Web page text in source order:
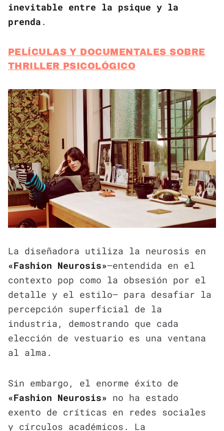
inevitable entre la psique y la
prenda .
PELÍCULAS Y DOCUMENTALES SOBRE
THRILLER PSICOLÓGICO
La diseñadora utiliza la neurosis en
«Fashion Neurosis»—entendida en el
contexto pop como la obsesión por el
detalle y el estilo— para desafiar la
percepción superficial de la
industria, demostrando que cada
elección de vestuario es una ventana
al alma.
Sin embargo, el enorme éxito de
«Fashion Neurosis» no ha estado
exento de críticas en redes sociales
y círculos académicos. La